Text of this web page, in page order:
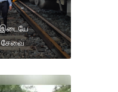
இடையே
சேவை